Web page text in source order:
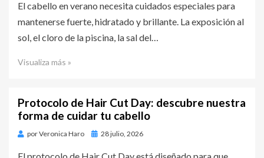
El cabello en verano necesita cuidados especiales para
mantenerse fuerte, hidratado y brillante. La exposición al
sol, el cloro de la piscina, la sal del…
Visualiza más »
Protocolo de Hair Cut Day: descubre nuestra
forma de cuidar tu cabello
porVeronica Haro
Publicado
28 julio, 2026
El protocolo de Hair Cut Day está diseñado para que